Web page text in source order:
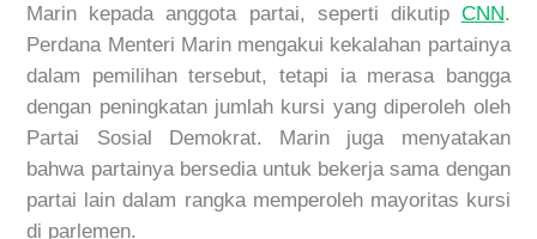
Marin kepada anggota partai, seperti dikutip CNN.
Perdana Menteri Marin mengakui kekalahan partainya
dalam pemilihan tersebut, tetapi ia merasa bangga
dengan peningkatan jumlah kursi yang diperoleh oleh
Partai Sosial Demokrat. Marin juga menyatakan
bahwa partainya bersedia untuk bekerja sama dengan
partai lain dalam rangka memperoleh mayoritas kursi
di parlemen.